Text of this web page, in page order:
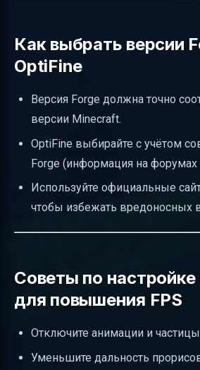
Как выбрать версии
OptiFine
Версия Forge должна точно
версии Minecraft.
OptiFine выбирайте с учётом
Forge (информация на форумах
Используйте официальные
чтобы избежать вредоносных
Советы по
для повышения FPS
Отключите анимации и
Уменьшите дальность